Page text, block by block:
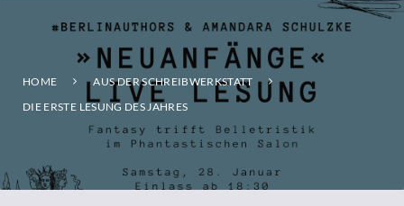
HOME
AUS DER SCHREIBWERKSTATT
DIE ERSTE LESUNG DES JAHRES